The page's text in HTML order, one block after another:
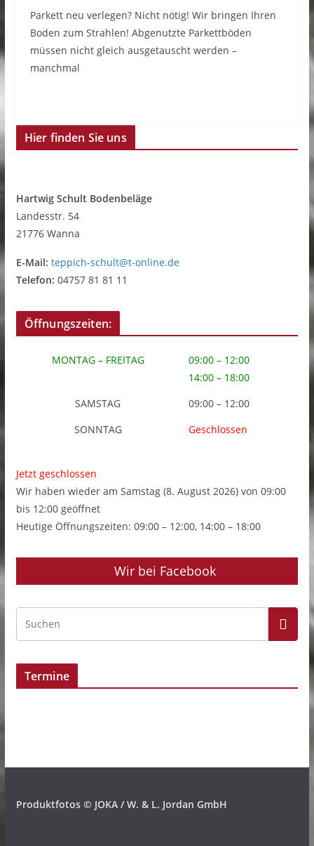
Parkett neu verlegen? Nicht nötig! Wir bringen Ihren
Boden zum Strahlen! Abgenutzte Parkettböden
müssen nicht gleich ausgetauscht werden –
manchmal
Hier finden Sie uns
Hartwig Schult Bodenbeläge
Landesstr. 54
21776 Wanna
E-Mail: teppich-schult@t-online.de
Telefon: 04757 81 81 11
Öffnungszeiten:
MONTAG – FREITAG
09:00 – 12:00
14:00 – 18:00
SAMSTAG
09:00 – 12:00
SONNTAG
Geschlossen
Jetzt geschlossen
Wir haben wieder am Samstag (8. August 2026) von 09:00
bis 12:00 geöffnet
Heutige Öffnungszeiten: 09:00 – 12:00, 14:00 – 18:00
Wir bei Facebook
Termine
Produktfotos © JOKA / W. & L. Jordan GmbH